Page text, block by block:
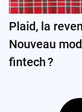
Plaid, la
Nouveau
fintech ?